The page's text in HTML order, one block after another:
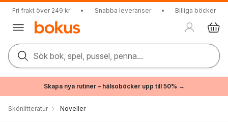
Fri frakt över 249 kr • Snabba leveranser • Billiga böcker
Sök bok, spel, pussel, penna...
Skapa nya rutiner – hälsoböcker upp till 50% →
Skönlitteratur Noveller